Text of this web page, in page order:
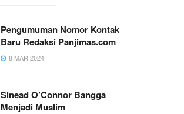
Pengumuman Nomor Kontak
Baru Redaksi Panjimas.com
8 MAR 2024
Sinead O’Connor Bangga
Menjadi Muslim